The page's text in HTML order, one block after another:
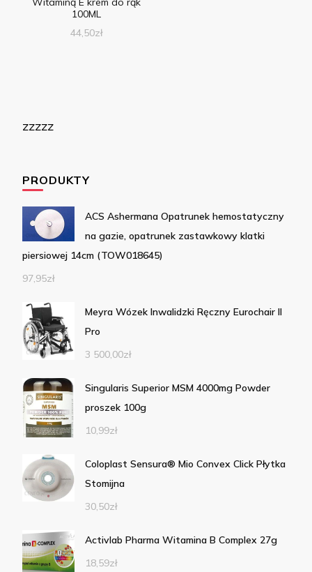
100ML
44,50zł
zzzzz
PRODUKTY
ACS Ashermana Opatrunek hemostatyczny
na gazie, opatrunek zastawkowy klatki
piersiowej 14cm (TOW018645)
97,95zł
Meyra Wózek Inwalidzki Ręczny Eurochair II
Pro
3 500,00zł
Singularis Superior MSM 4000mg Powder
proszek 100g
10,99zł
Coloplast Sensura® Mio Convex Click Płytka
Stomijna
30,50zł
Activlab Pharma Witamina B Complex 27g
18,59zł